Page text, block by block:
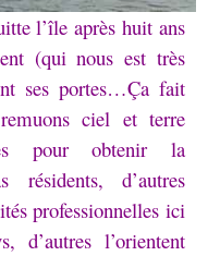
l’île après huit ans
(qui nous est très
ses portes…Ça fait
ciel et terre
pour obtenir la
d’autres
professionnelles ici
d’autres l’orientent